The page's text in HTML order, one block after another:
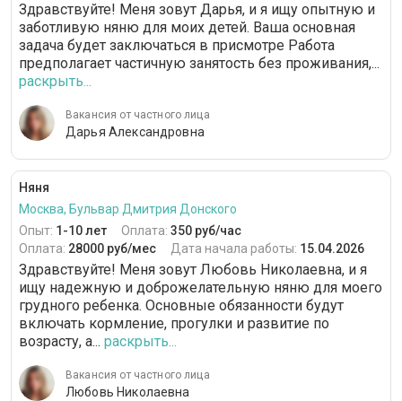
Здравствуйте! Меня зовут Дарья, и я ищу опытную и
заботливую няню для моих детей. Ваша основная
задача будет заключаться в присмотре Работа
предполагает частичную занятость без проживания,...
раскрыть...
Вакансия от частного лица
Дарья Александровна
Няня
Москва, Бульвар Дмитрия Донского
Опыт: 1-10 лет Оплата: 350 руб/час
Оплата: 28000 руб/мес Дата начала работы: 15.04.2026
Здравствуйте! Меня зовут Любовь Николаевна, и я
ищу надежную и доброжелательную няню для моего
грудного ребенка. Основные обязанности будут
включать кормление, прогулки и развитие по
возрасту, а... раскрыть...
Вакансия от частного лица
Любовь Николаевна